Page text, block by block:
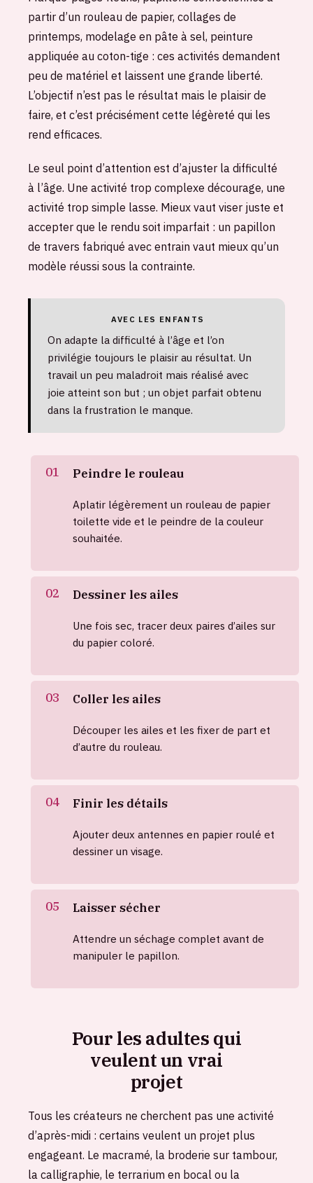
partir d’un rouleau de papier, collages de
printemps, modelage en pâte à sel, peinture
appliquée au coton-tige : ces activités demandent
peu de matériel et laissent une grande liberté.
L’objectif n’est pas le résultat mais le plaisir de
faire, et c’est précisément cette légèreté qui les
rend efficaces.
Le seul point d’attention est d’ajuster la difficulté
à l’âge. Une activité trop complexe décourage, une
activité trop simple lasse. Mieux vaut viser juste et
accepter que le rendu soit imparfait : un papillon
de travers fabriqué avec entrain vaut mieux qu’un
modèle réussi sous la contrainte.
AVEC LES ENFANTS
On adapte la difficulté à l’âge et l’on
privilégie toujours le plaisir au résultat. Un
travail un peu maladroit mais réalisé avec
joie atteint son but ; un objet parfait obtenu
dans la frustration le manque.
Peindre le rouleau
Aplatir légèrement un rouleau de papier
toilette vide et le peindre de la couleur
souhaitée.
Dessiner les ailes
Une fois sec, tracer deux paires d’ailes sur
du papier coloré.
Coller les ailes
Découper les ailes et les fixer de part et
d’autre du rouleau.
Finir les détails
Ajouter deux antennes en papier roulé et
dessiner un visage.
Laisser sécher
Attendre un séchage complet avant de
manipuler le papillon.
Pour les adultes qui
veulent un vrai
projet
Tous les créateurs ne cherchent pas une activité
d’après-midi : certains veulent un projet plus
engageant. Le macramé, la broderie sur tambour,
la calligraphie, le terrarium en bocal ou la